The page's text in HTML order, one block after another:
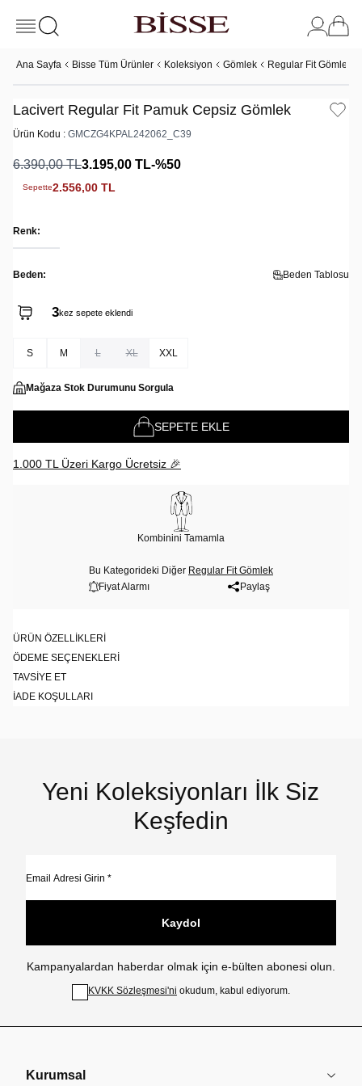
Ana Sayfa Bisse Tüm Ürünler Koleksiyon Gömlek Regular Fit Gömlek
Lacivert Regular Fit Pamuk Cepsiz Gömlek
Ürün Kodu : GMCZG4KPAL242062_C39
6.390,00TL3.195,00 TL-%50
Sepette2.556,00 TL
Renk:
Beden: Beden Tablosu
3kez sepete eklendi
S M L XL XXL
Mağaza Stok Durumunu Sorgula
SEPETE EKLE
1.000 TL Üzeri Kargo Ücretsiz 🎉
Kombinini Tamamla
Bu Kategorideki Diğer Regular Fit Gömlek
Fiyat Alarmı
Paylaş
ÜRÜN ÖZELLIKLERI
ÖDEME SEÇENEKLERI
TAVSIYE ET
İADE KOŞULLARI
Yeni Koleksiyonları İlk Siz
Keşfedin
Kaydol
Kampanyalardan haberdar olmak için e-bülten abonesi olun.
KVKK Sözleşmesi'ni okudum, kabul ediyorum.
Kurumsal